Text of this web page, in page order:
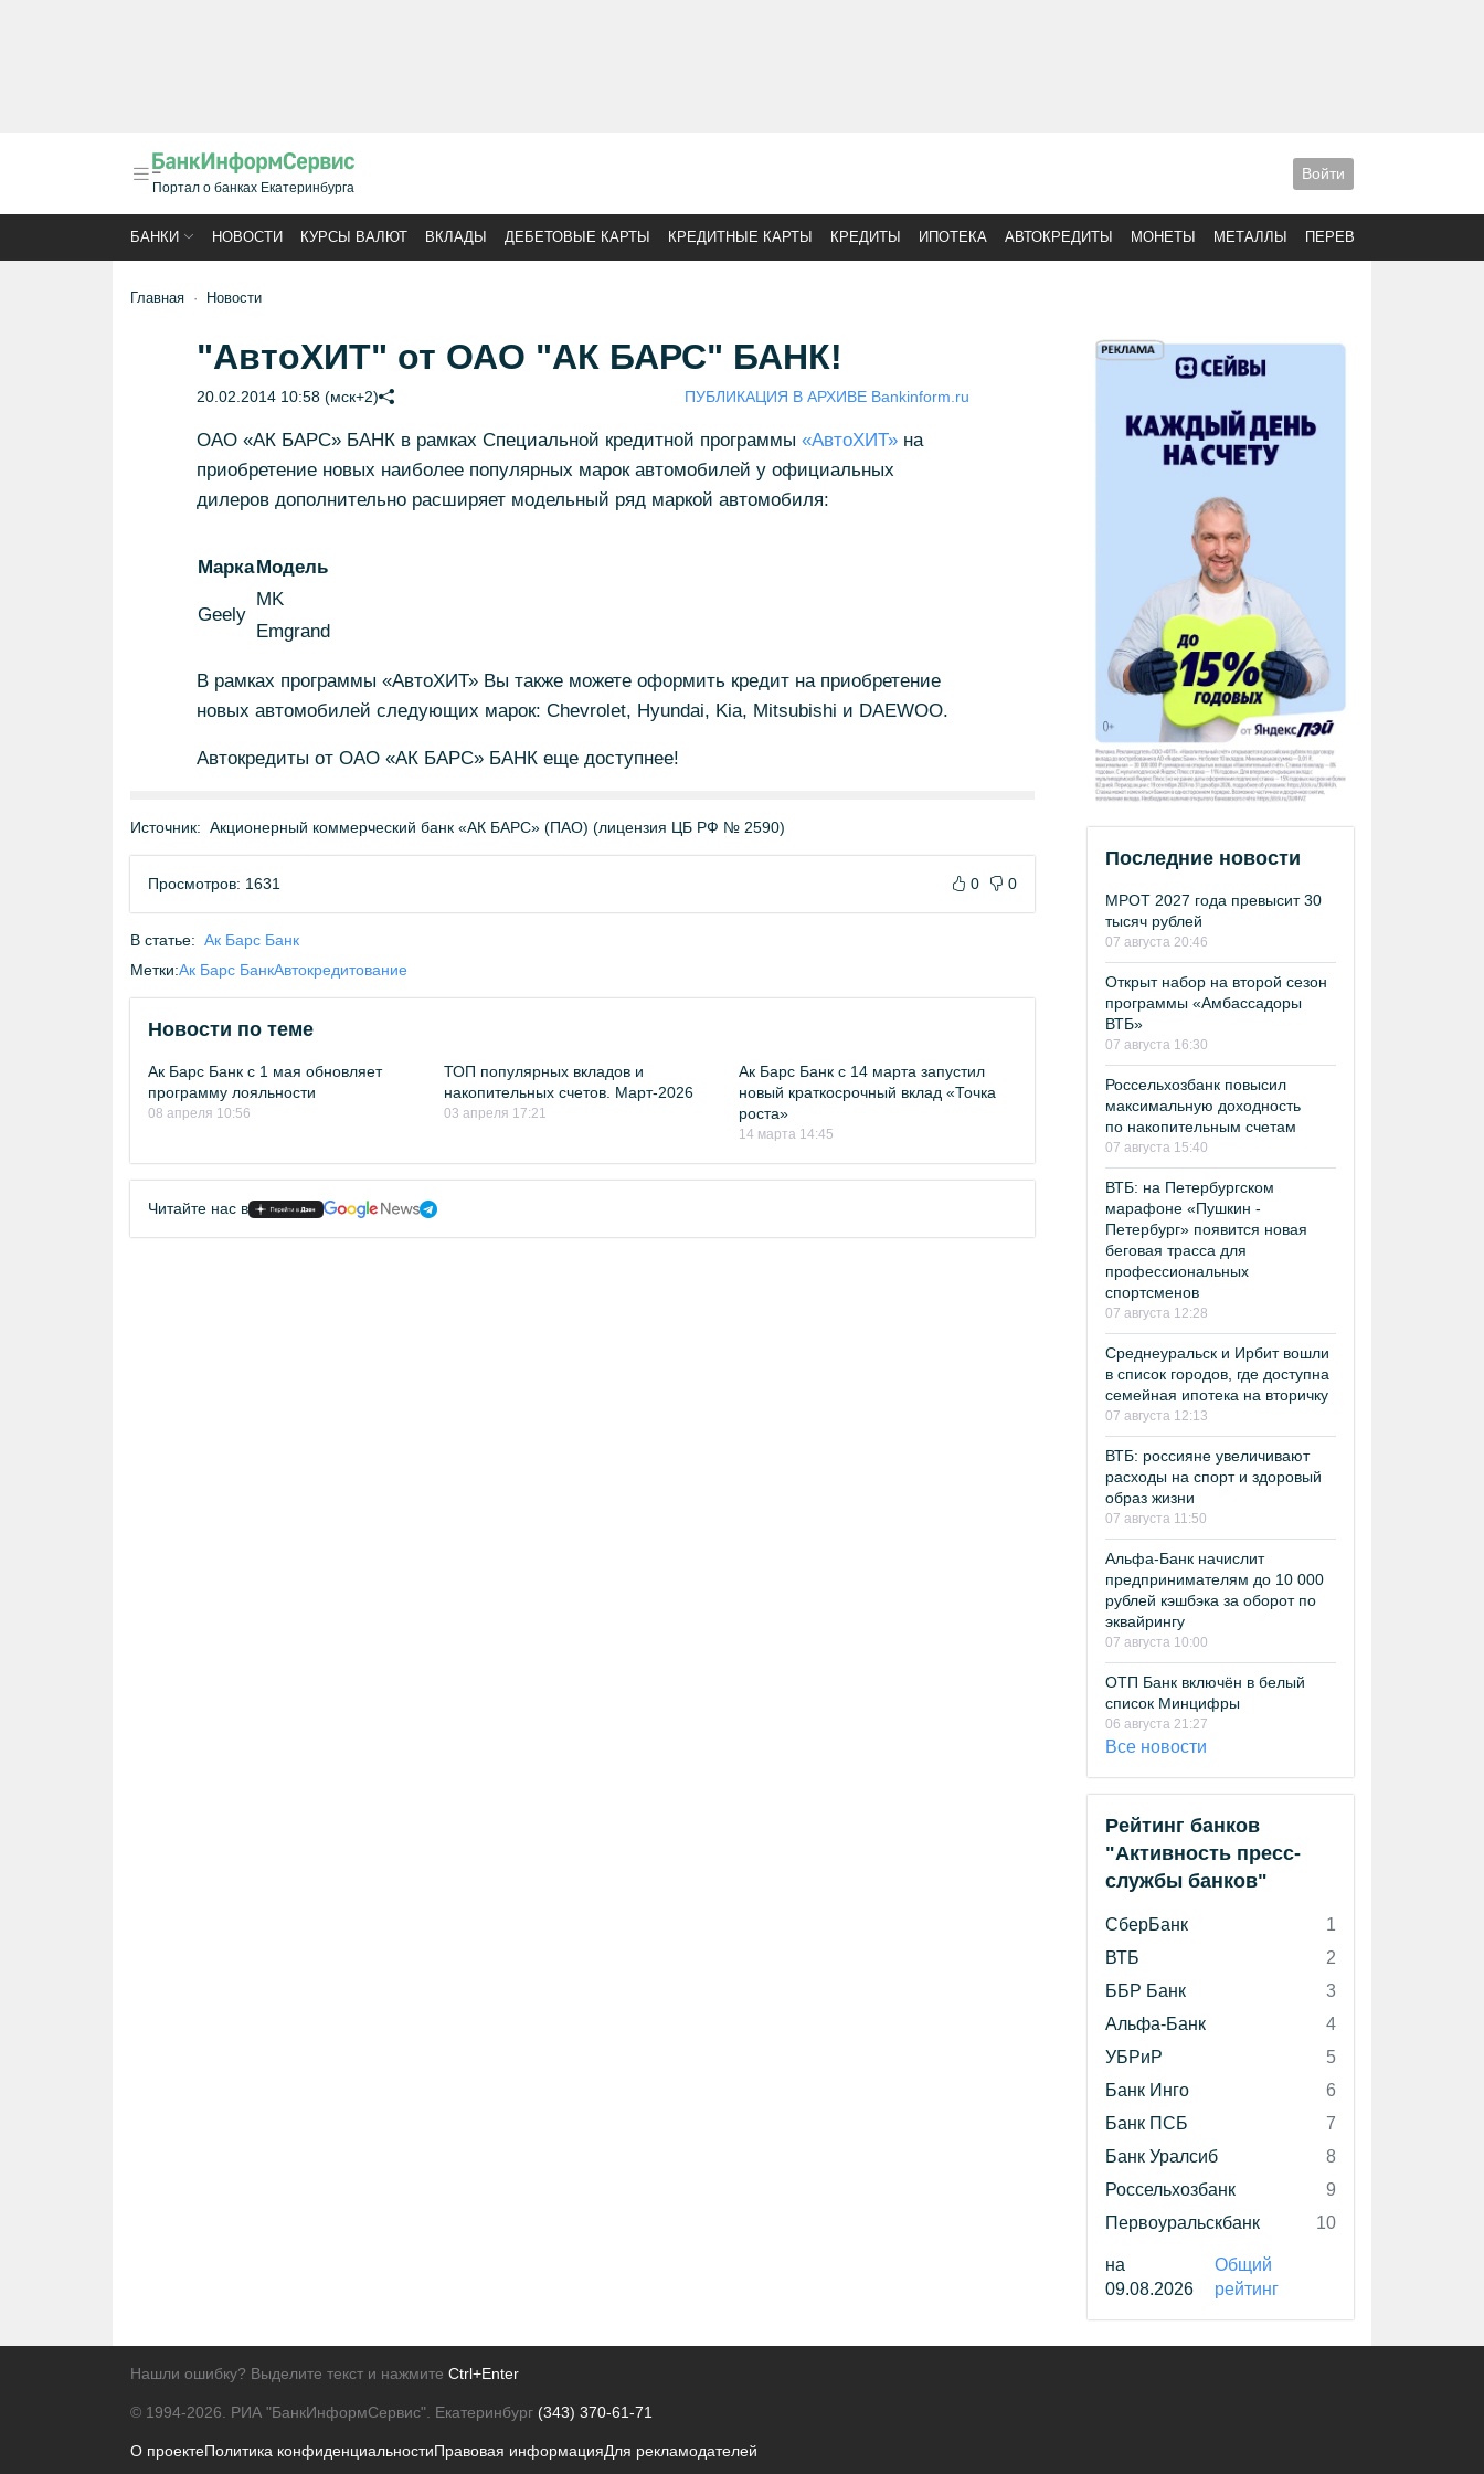
Портал о банках Екатеринбурга
Войти
БАНКИ НОВОСТИ КУРСЫ ВАЛЮТ ВКЛАДЫ ДЕБЕТОВЫЕ КАРТЫ КРЕДИТНЫЕ КАРТЫ КРЕДИТЫ ИПОТЕКА АВТОКРЕДИТЫ МОНЕТЫ МЕТАЛЛЫ ПЕРЕВОДЫ
Главная Новости
"АвтоХИТ" от ОАО "АК БАРС" БАНК!
20.02.2014 10:58 (мск+2) ПУБЛИКАЦИЯ В АРХИВЕ Bankinform.ru
ОАО «АК БАРС» БАНК в рамках Специальной кредитной программы «АвтоХИТ»на
приобретение новых наиболее популярных марок автомобилей у официальных
дилеров дополнительно расширяет модельный ряд маркой автомобиля:
МаркаМодель
Geely
MK
Emgrand
В рамках программы «АвтоХИТ» Вы также можете оформить кредит на приобретение
новых автомобилей следующих марок: Chevrolet, Hyundai, Kia, Mitsubishi и DAEWOO.
Автокредиты от ОАО «АК БАРС» БАНК еще доступнее!
Источник: Акционерный коммерческий банк «АК БАРС» (ПАО) (лицензия ЦБ РФ № 2590)
Просмотров: 1631 0 0
В статье: Ак Барс Банк
Метки:Ак Барс БанкАвтокредитование
Новости по теме
Ак Барс Банк с 1 мая обновляет
программу лояльности
08 апреля 10:56
ТОП популярных вкладов и
накопительных счетов. Март-2026
03 апреля 17:21
Ак Барс Банк с 14 марта запустил
новый краткосрочный вклад «Точка
роста»
14 марта 14:45
Читайте нас в
Последние новости
МРОТ 2027 года превысит 30
тысяч рублей
07 августа 20:46
Открыт набор на второй сезон
программы «Амбассадоры
ВТБ»
07 августа 16:30
Россельхозбанк повысил
максимальную доходность
по накопительным счетам
07 августа 15:40
ВТБ: на Петербургском
марафоне «Пушкин -
Петербург» появится новая
беговая трасса для
профессиональных
спортсменов
07 августа 12:28
Среднеуральск и Ирбит вошли
в список городов, где доступна
семейная ипотека на вторичку
07 августа 12:13
ВТБ: россияне увеличивают
расходы на спорт и здоровый
образ жизни
07 августа 11:50
Альфа-Банк начислит
предпринимателям до 10 000
рублей кэшбэка за оборот по
эквайрингу
07 августа 10:00
ОТП Банк включён в белый
список Минцифры
06 августа 21:27
Все новости
Рейтинг банков
"Активность пресс-
службы банков"
СберБанк
1
ВТБ
2
ББР Банк
3
Альфа-Банк
4
УБРиР
5
Банк Инго
6
Банк ПСБ
7
Банк Уралсиб
8
Россельхозбанк
9
Первоуральскбанк
10
на
09.08.2026
Общий
рейтинг
Нашли ошибку? Выделите текст и нажмите Ctrl+Enter
© 1994-2026. РИА "БанкИнформСервис". Екатеринбург (343) 370-61-71
О проектеПолитика конфиденциальностиПравовая информацияДля рекламодателей